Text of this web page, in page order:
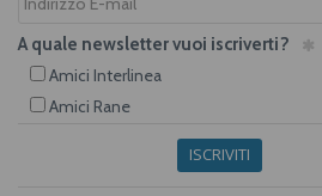
A quale newsletter vuoi iscriverti?
Amici Interlinea
Amici Rane
ISCRIVITI